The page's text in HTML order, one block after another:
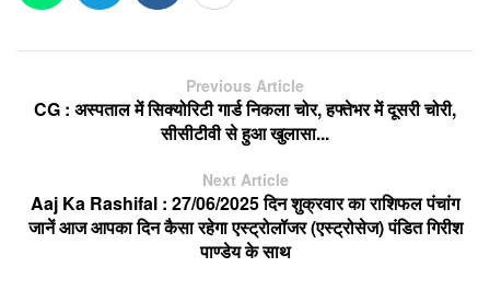
Previous Article
CG : अस्पताल में सिक्योरिटी गार्ड निकला चोर, हफ्तेभर में दूसरी चोरी,
सीसीटीवी से हुआ खुलासा...
Next Article
Aaj Ka Rashifal : 27/06/2025 दिन शुक्रवार का राशिफल पंचांग
जानें आज आपका दिन कैसा रहेगा एस्ट्रोलॉजर (एस्ट्रोसेज) पंडित गिरीश
पाण्डेय के साथ